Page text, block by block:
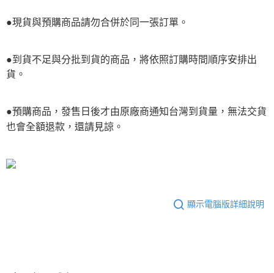
●現貨與預購商品請勿合併於同一張訂單。
●到貨不足與分批到貨的商品，將依照訂購時間順序安排出
貨。
●預購商品，發售日後才由原廠商通知台灣到貨量，無法交貨
也會全額退款，還請見諒。
顯示電腦版詳細說明